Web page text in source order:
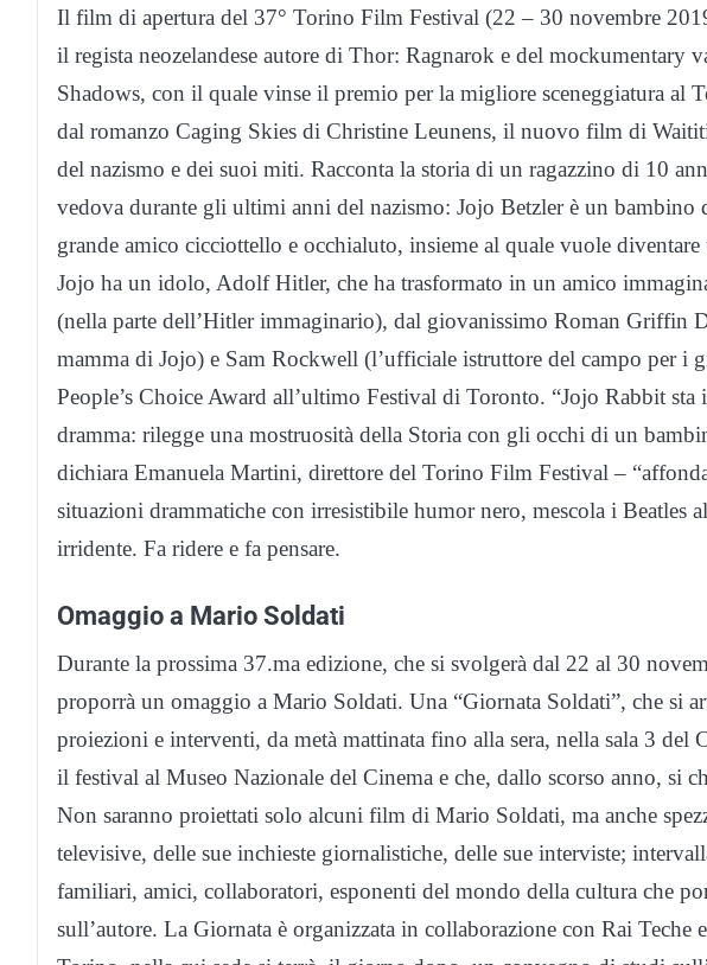
Il film di apertura del 37° Torino Film Festival (22 – 30 novembre
il regista neozelandese autore di Thor: Ragnarok e del mockumentary
Shadows, con il quale vinse il premio per la migliore sceneggiatura al
dal romanzo Caging Skies di Christine Leunens, il nuovo film di Waititi
del nazismo e dei suoi miti. Racconta la storia di un ragazzino di 10
vedova durante gli ultimi anni del nazismo: Jojo Betzler è un bambino
grande amico cicciottello e occhialuto, insieme al quale vuole
Jojo ha un idolo, Adolf Hitler, che ha trasformato in un amico
(nella parte dell’Hitler immaginario), dal giovanissimo Roman Griffin
mamma di Jojo) e Sam Rockwell (l’ufficiale istruttore del campo per
People’s Choice Award all’ultimo Festival di Toronto. “Jojo Rabbit
dramma: rilegge una mostruosità della Storia con gli occhi di un
dichiara Emanuela Martini, direttore del Torino Film Festival –
situazioni drammatiche con irresistibile humor nero, mescola i Beatles
irridente. Fa ridere e fa pensare.
Omaggio a Mario Soldati
Durante la prossima 37.ma edizione, che si svolgerà dal 22 al 30
proporrà un omaggio a Mario Soldati. Una “Giornata Soldati”, che si
proiezioni e interventi, da metà mattinata fino alla sera, nella sala 3 del
il festival al Museo Nazionale del Cinema e che, dallo scorso anno, si
Non saranno proiettati solo alcuni film di Mario Soldati, ma anche
televisive, delle sue inchieste giornalistiche, delle sue interviste;
familiari, amici, collaboratori, esponenti del mondo della cultura che
sull’autore. La Giornata è organizzata in collaborazione con Rai Teche